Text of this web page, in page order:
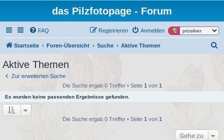
das Pilzfotopage - Forum
FAQ Anmelden
Registrieren
Startseite Foren-Übersicht Suche Aktive Themen
Aktive Themen
Zur erweiterten Suche
Die Suche ergab 0 Treffer • Seite 1 von 1
Es wurden keine passenden Ergebnisse gefunden.
Die Suche ergab 0 Treffer • Seite 1 von 1
Gehe zu